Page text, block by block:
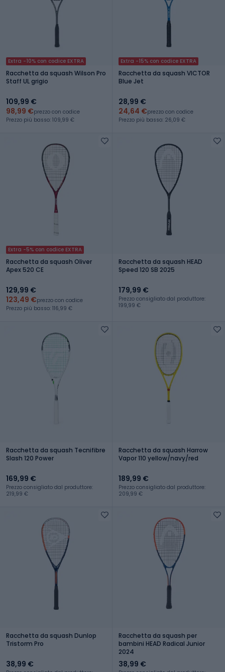
Extra -10% con codice EXTRA
Racchetta da squash Wilson Pro
Staff UL grigio
109,99 €
98,99 €prezzo con codice
Prezzo più basso: 109,99 €
Extra -15% con codice EXTRA
Racchetta da squash VICTOR
Blue Jet
28,99 €
24,64 €prezzo con codice
Prezzo più basso: 26,09 €
Extra -5% con codice EXTRA
Racchetta da squash Oliver
Apex 520 CE
129,99 €
123,49 €prezzo con codice
Prezzo più basso: 116,99 €
Racchetta da squash HEAD
Speed 120 SB 2025
179,99 €
Prezzo consigliato dal produttore:
199,99 €
Racchetta da squash Tecnifibre
Slash 120 Power
169,99 €
Prezzo consigliato dal produttore:
219,99 €
Racchetta da squash Harrow
Vapor 110 yellow/navy/red
189,99 €
Prezzo consigliato dal produttore:
209,99 €
Racchetta da squash Dunlop
Tristorm Pro
38,99 €
Racchetta da squash per
bambini HEAD Radical Junior
2024
38,99 €